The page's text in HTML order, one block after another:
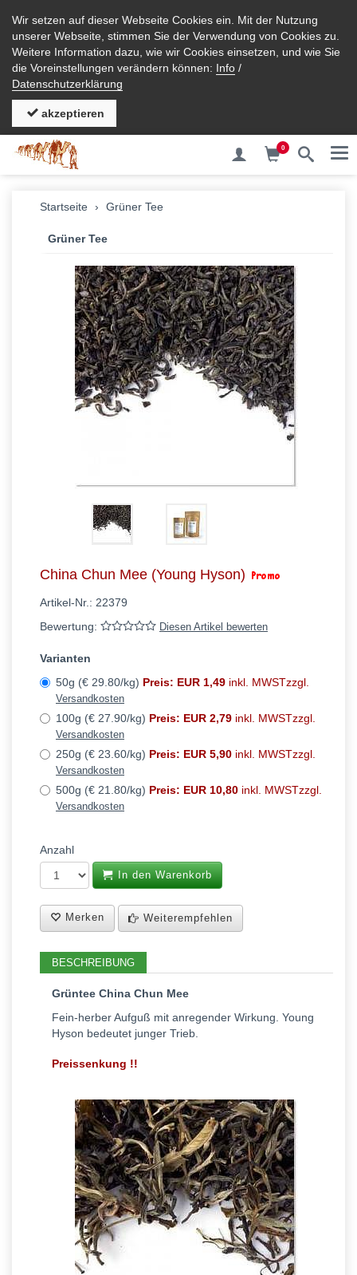
Wir setzen auf dieser Webseite Cookies ein. Mit der Nutzung
unserer Webseite, stimmen Sie der Verwendung von Cookies zu.
Weitere Information dazu, wie wir Cookies einsetzen, und wie Sie
die Voreinstellungen verändern können: Info /
Datenschutzerklärung
akzeptieren
0
Startseite Grüner Tee
Grüner Tee
China Chun Mee (Young Hyson)
Artikel-Nr.: 22379
Bewertung:
Diesen Artikel bewerten
Varianten
50g (€ 29.80/kg) Preis: EUR 1,49 inkl. MWSTzzgl.
Versandkosten
100g (€ 27.90/kg) Preis: EUR 2,79 inkl. MWSTzzgl.
Versandkosten
250g (€ 23.60/kg) Preis: EUR 5,90 inkl. MWSTzzgl.
Versandkosten
500g (€ 21.80/kg) Preis: EUR 10,80 inkl. MWSTzzgl.
Versandkosten
Anzahl
In den Warenkorb
Merken Weiterempfehlen
BESCHREIBUNG
Grüntee China Chun Mee
Fein-herber Aufguß mit anregender Wirkung. Young
Hyson bedeutet junger Trieb.
Preissenkung !!